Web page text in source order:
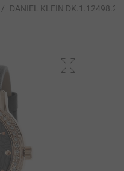
/ DANIEL KLEIN DK.1.12498.2